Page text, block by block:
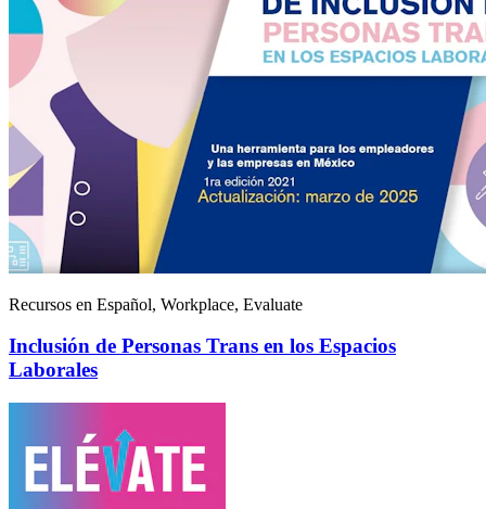
Recursos en Español, Workplace, Evaluate
Inclusión de Personas Trans en los Espacios
Laborales